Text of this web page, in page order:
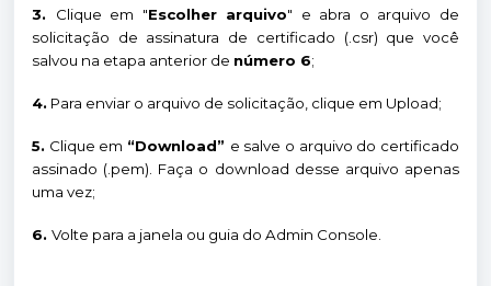
3. Clique em "Escolher arquivo" e abra o arquivo de
solicitação de assinatura de certificado (.csr) que você
salvou na etapa anterior de número 6;
4. Para enviar o arquivo de solicitação, clique em Upload;
5. Clique em “Download” e salve o arquivo do certificado
assinado (.pem). Faça o download desse arquivo apenas
uma vez;
6. Volte para a janela ou guia do Admin Console.